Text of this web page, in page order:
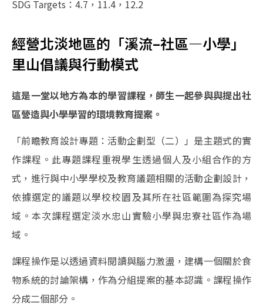
SDG Targets：4.7，11.4，12.2
經營北淡地區的「溪流–社區—小學」
里山倡議與行動模式
這是一堂以地方為本的學習課程，師生一起參與與提出社
區營造與小學學習的環境教育提案。
「前瞻教育設計專題：活動企劃型（二）」是主題式的實
作課程。此專題課程重視學生透過個人及小組合作的方
式，進行與中小學學校及教育議題相關的活動企劃設計，
依據選定的議題以學校校園及其所在社區範圍為探究場
域。本次課程選定淡水忠山實驗小學與忠寮社區作為場
域。
課程操作是以透過資料閱讀與腦力激盪，建構一個關於食
物系統的討論架構，作為分組提案的基本認識。課程操作
分成二個部分。